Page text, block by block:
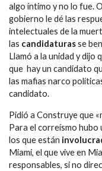
algo íntimo y no lo fue.
gobierno le dé las
intelectuales de la
las candidaturasse
Llamó a la unidad y dijo
que hay un candidato
las mafias narco
candidato.
Pidió a Construye que
Para el correísmo hubo
los que están
Miami, el que vive en
responsables, si no